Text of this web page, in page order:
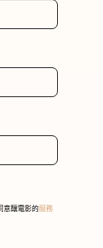
意釀電影的服務